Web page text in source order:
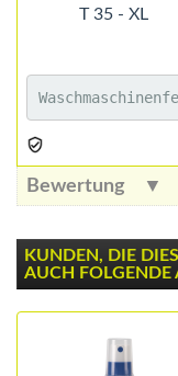
T 35 - XL
Bewertung
KUNDEN, DIE
AUCH FOLGENDE